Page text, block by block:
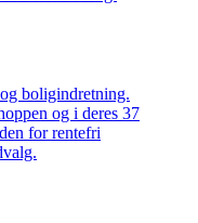
boligindretning.
og i deres 37
for rentefri